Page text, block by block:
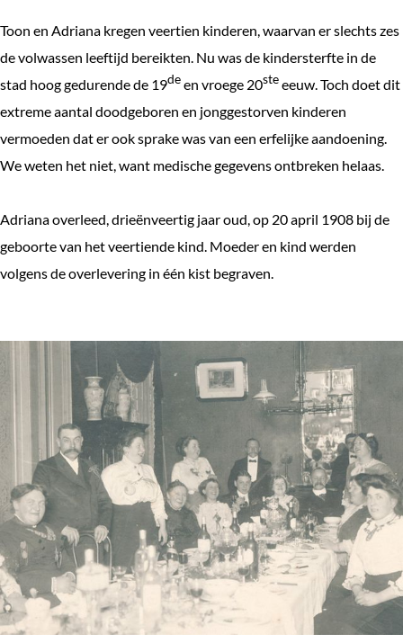
Toon en Adriana kregen veertien kinderen, waarvan er slechts zes
de volwassen leeftijd bereikten. Nu was de kindersterfte in de
stad hoog gedurende de 19deen vroege 20steeeuw. Toch doet dit
extreme aantal doodgeboren en jonggestorven kinderen
vermoeden dat er ook sprake was van een erfelijke aandoening.
We weten het niet, want medische gegevens ontbreken helaas.
Adriana overleed, drieënveertig jaar oud, op 20 april 1908 bij de
geboorte van het veertiende kind. Moeder en kind werden
volgens de overlevering in één kist begraven.